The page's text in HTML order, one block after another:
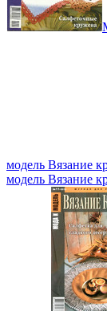
модель Вязание
модель Вязание